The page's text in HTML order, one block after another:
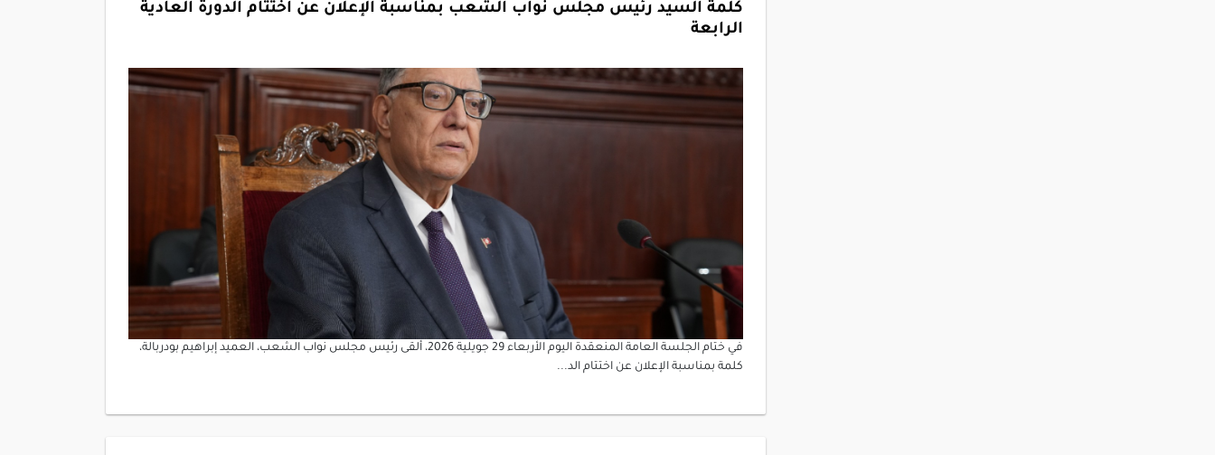
كلمة السيد رئيس مجلس نواب الشعب بمناسبة الإعلان عن اختتام الدورة العادية
الرابعة
في ختام الجلسة العامة المنعقدة اليوم الأربعاء 29 جويلية 2026، ألقى رئيس مجلس نواب الشعب، العميد إبراهيم بودربالة،
كلمة بمناسبة الإعلان عن اختتام الد...